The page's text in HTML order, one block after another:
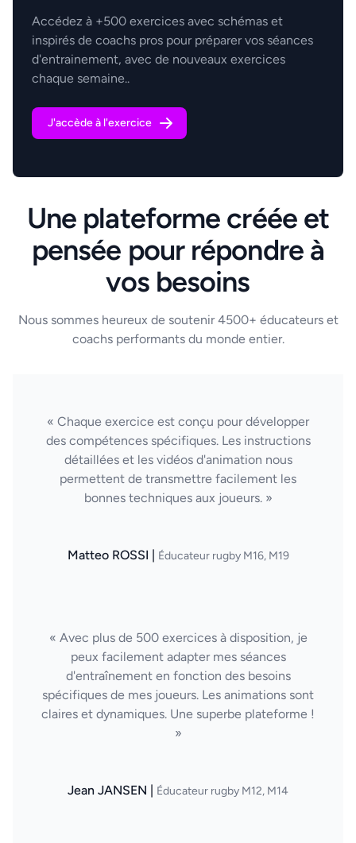
Accédez à +500 exercices avec schémas et
inspirés de coachs pros pour préparer vos séances
d'entrainement, avec de nouveaux exercices
chaque semaine..
J'accède à l'exercice
Une plateforme créée et
pensée pour répondre à
vos besoins
Nous sommes heureux de soutenir 4500+ éducateurs et
coachs performants du monde entier.
« Chaque exercice est conçu pour développer
des compétences spécifiques. Les instructions
détaillées et les vidéos d'animation nous
permettent de transmettre facilement les
bonnes techniques aux joueurs. »
Matteo ROSSI | Éducateur rugby M16, M19
« Avec plus de 500 exercices à disposition, je
peux facilement adapter mes séances
d'entraînement en fonction des besoins
spécifiques de mes joueurs. Les animations sont
claires et dynamiques. Une superbe plateforme !
»
Jean JANSEN | Éducateur rugby M12, M14